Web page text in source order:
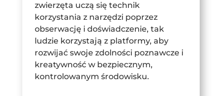
zwierzęta uczą się technik
korzystania z narzędzi poprzez
obserwację i doświadczenie, tak
ludzie korzystają z platformy, aby
rozwijać swoje zdolności poznawcze i
kreatywność w bezpiecznym,
kontrolowanym środowisku.